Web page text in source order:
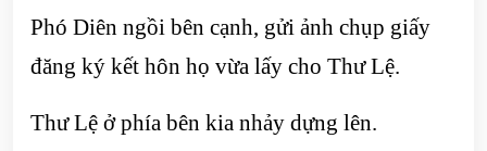
Phó Diên ngồi bên cạnh, gửi ảnh chụp giấy
đăng ký kết hôn họ vừa lấy cho Thư Lệ.
Thư Lệ ở phía bên kia nhảy dựng lên.